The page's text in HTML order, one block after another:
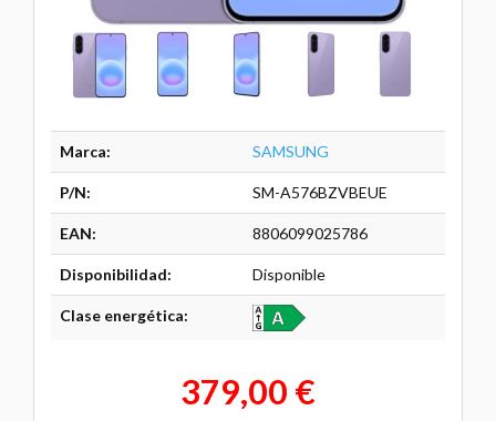
Marca: SAMSUNG
P/N: SM-A576BZVBEUE
EAN: 8806099025786
Disponibilidad: Disponible
Clase energética:
379,00 €